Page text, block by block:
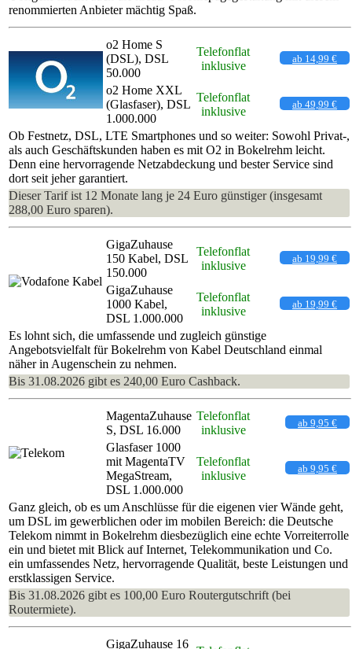
renommierten Anbieter mächtig Spaß.
o2 Home S
(DSL), DSL
50.000
Telefonflat
inklusive
ab 14,99 €
o2 Home XXL
(Glasfaser), DSL
1.000.000
Telefonflat
inklusive
ab 49,99 €
Ob Festnetz, DSL, LTE Smartphones und so weiter: Sowohl Privat-,
als auch Geschäftskunden haben es mit O2 in Bokelrehm leicht.
Denn eine hervorragende Netzabdeckung und bester Service sind
dort seit jeher garantiert.
Dieser Tarif ist 12 Monate lang je 24 Euro günstiger (insgesamt
288,00 Euro sparen).
GigaZuhause
150 Kabel, DSL
150.000
Telefonflat
inklusive
ab 19,99 €
GigaZuhause
1000 Kabel,
DSL 1.000.000
Telefonflat
inklusive
ab 19,99 €
Es lohnt sich, die umfassende und zugleich günstige
Angebotsvielfalt für Bokelrehm von Kabel Deutschland einmal
näher in Augenschein zu nehmen.
Bis 31.08.2026 gibt es 240,00 Euro Cashback.
MagentaZuhause
S, DSL 16.000
Telefonflat
inklusive
ab 9,95 €
Glasfaser 1000
mit MagentaTV
MegaStream,
DSL 1.000.000
Telefonflat
inklusive
ab 9,95 €
Ganz gleich, ob es um Anschlüsse für die eigenen vier Wände geht,
um DSL im gewerblichen oder im mobilen Bereich: die Deutsche
Telekom nimmt in Bokelrehm diesbezüglich eine echte Vorreiterrolle
ein und bietet mit Blick auf Internet, Telekommunikation und Co.
ein umfassendes Netz, hervorragende Qualität, beste Leistungen und
erstklassigen Service.
Bis 31.08.2026 gibt es 100,00 Euro Routergutschrift (bei
Routermiete).
GigaZuhause 16